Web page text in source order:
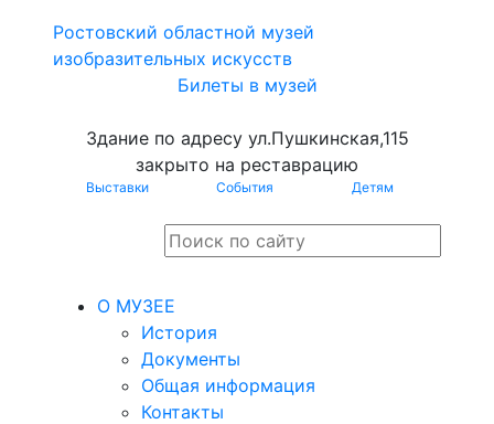
Ростовский областной музей
изобразительных искусств
Билеты в музей
Здание по адресу ул.Пушкинская,115
закрыто на реставрацию
Выставки События Детям
О МУЗЕЕ
История
Документы
Общая информация
Контакты